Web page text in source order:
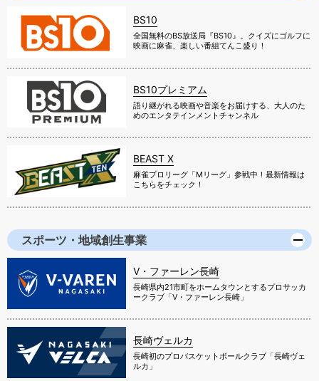
BS10
全国無料のBS放送局『BS10』。クイズにゴルフに
映画に麻雀、楽しい番組てんこ盛り！
BS10プレミアム
語り継がれる映画や音楽をお届けする、大人のた
めのエンタテインメントチャンネル
BEAST X
麻雀プロリーグ「Mリーグ」参戦中！最新情報は
こちらをチェック！
スポーツ・地域創生事業
V・ファーレン長崎
長崎県内21市町をホームタウンとするプロサッカ
ークラブ「V・ファーレン長崎」
長崎ヴェルカ
長崎初のプロバスケットボールクラブ「長崎ヴェ
ルカ」